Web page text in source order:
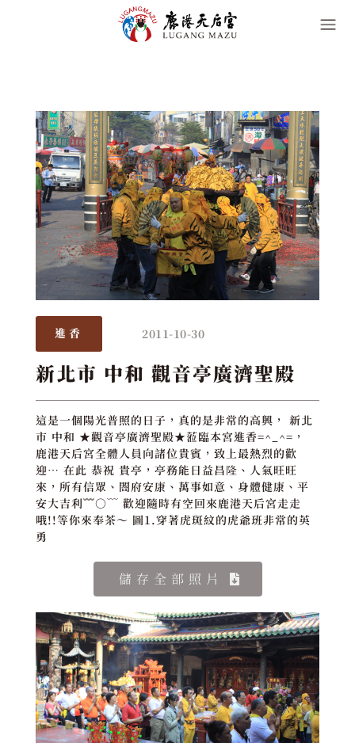
進香 2011-10-30
新北市 中和 觀音亭廣濟聖殿
這是一個陽光普照的日子，真的是非常的高興， 新北
市 中和 ★觀音亭廣濟聖殿★蒞臨本宮進香=^_^=，
鹿港天后宮全體人員向諸位貴賓，致上最熱烈的歡
迎… 在此 恭祝 貴亭，亭務能日益昌隆、人氣旺旺
來，所有信眾、閤府安康、萬事如意、身體健康、平
安大吉利﹌○﹋ 歡迎隨時有空回來鹿港天后宮走走
哦!!等你來奉茶～ 圖1.穿著虎斑紋的虎爺班非常的英
勇
儲存全部照片